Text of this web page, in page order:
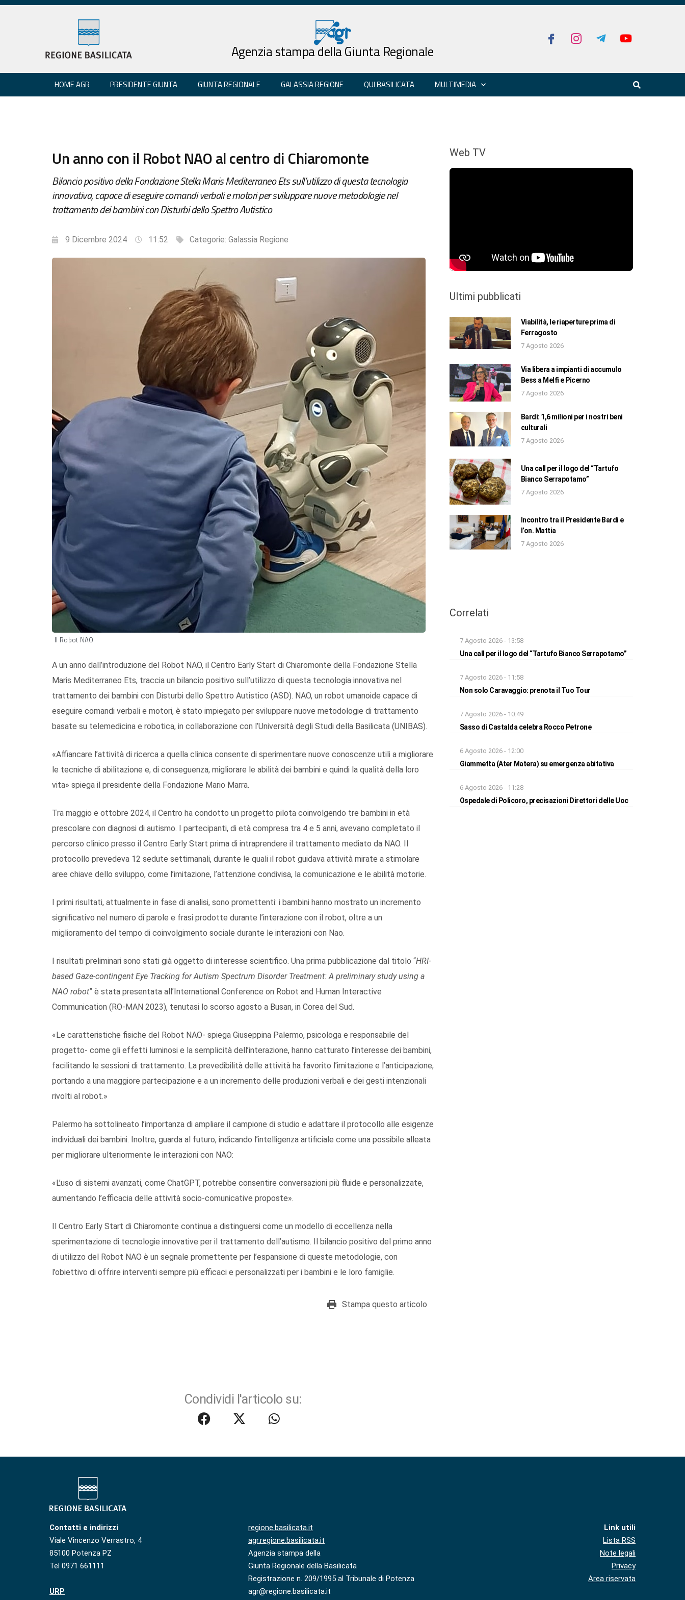
Agenzia stampa della Giunta Regionale
HOME AGR PRESIDENTE GIUNTA GIUNTA REGIONALE GALASSIA REGIONE QUI BASILICATA MULTIMEDIA
Un anno con il Robot NAO al centro di Chiaromonte
Bilancio positivo della Fondazione Stella Maris Mediterraneo Ets sull’utilizzo di questa tecnologia
innovativa, capace di eseguire comandi verbali e motori per sviluppare nuove metodologie nel
trattamento dei bambini con Disturbi dello Spettro Autistico
9 Dicembre 2024 11:52 Categorie: Galassia Regione
Il Robot NAO
A un anno dall’introduzione del Robot NAO, il Centro Early Start di Chiaromonte della Fondazione Stella
Maris Mediterraneo Ets, traccia un bilancio positivo sull’utilizzo di questa tecnologia innovativa nel
trattamento dei bambini con Disturbi dello Spettro Autistico (ASD). NAO, un robot umanoide capace di
eseguire comandi verbali e motori, è stato impiegato per sviluppare nuove metodologie di trattamento
basate su telemedicina e robotica, in collaborazione con l’Università degli Studi della Basilicata (UNIBAS).
«Affiancare l’attività di ricerca a quella clinica consente di sperimentare nuove conoscenze utili a migliorare
le tecniche di abilitazione e, di conseguenza, migliorare le abilità dei bambini e quindi la qualità della loro
vita» spiega il presidente della Fondazione Mario Marra.
Tra maggio e ottobre 2024, il Centro ha condotto un progetto pilota coinvolgendo tre bambini in età
prescolare con diagnosi di autismo. I partecipanti, di età compresa tra 4 e 5 anni, avevano completato il
percorso clinico presso il Centro Early Start prima di intraprendere il trattamento mediato da NAO. Il
protocollo prevedeva 12 sedute settimanali, durante le quali il robot guidava attività mirate a stimolare
aree chiave dello sviluppo, come l’imitazione, l’attenzione condivisa, la comunicazione e le abilità motorie.
I primi risultati, attualmente in fase di analisi, sono promettenti: i bambini hanno mostrato un incremento
significativo nel numero di parole e frasi prodotte durante l’interazione con il robot, oltre a un
miglioramento del tempo di coinvolgimento sociale durante le interazioni con Nao.
I risultati preliminari sono stati già oggetto di interesse scientifico. Una prima pubblicazione dal titolo “HRI-
based Gaze-contingent Eye Tracking for Autism Spectrum Disorder Treatment: A preliminary study using a
NAO robot” è stata presentata all’International Conference on Robot and Human Interactive
Communication (RO-MAN 2023), tenutasi lo scorso agosto a Busan, in Corea del Sud.
«Le caratteristiche fisiche del Robot NAO- spiega Giuseppina Palermo, psicologa e responsabile del
progetto- come gli effetti luminosi e la semplicità dell’interazione, hanno catturato l’interesse dei bambini,
facilitando le sessioni di trattamento. La prevedibilità delle attività ha favorito l’imitazione e l’anticipazione,
portando a una maggiore partecipazione e a un incremento delle produzioni verbali e dei gesti intenzionali
rivolti al robot.»
Palermo ha sottolineato l’importanza di ampliare il campione di studio e adattare il protocollo alle esigenze
individuali dei bambini. Inoltre, guarda al futuro, indicando l’intelligenza artificiale come una possibile alleata
per migliorare ulteriormente le interazioni con NAO:
«L’uso di sistemi avanzati, come ChatGPT, potrebbe consentire conversazioni più fluide e personalizzate,
aumentando l’efficacia delle attività socio-comunicative proposte».
Il Centro Early Start di Chiaromonte continua a distinguersi come un modello di eccellenza nella
sperimentazione di tecnologie innovative per il trattamento dell’autismo. Il bilancio positivo del primo anno
di utilizzo del Robot NAO è un segnale promettente per l’espansione di queste metodologie, con
l’obiettivo di offrire interventi sempre più efficaci e personalizzati per i bambini e le loro famiglie.
Stampa questo articolo
Condividi l'articolo su:
Web TV
Ultimi pubblicati
Viabilità, le riaperture prima di
Ferragosto
7 Agosto 2026
Via libera a impianti di accumulo
Bess a Melfi e Picerno
7 Agosto 2026
Bardi: 1,6 milioni per i nostri beni
culturali
7 Agosto 2026
Una call per il logo del “Tartufo
Bianco Serrapotamo”
7 Agosto 2026
Incontro tra il Presidente Bardi e
l’on. Mattia
7 Agosto 2026
Correlati
7 Agosto 2026 - 13:58
Una call per il logo del “Tartufo Bianco Serrapotamo”
7 Agosto 2026 - 11:58
Non solo Caravaggio: prenota il Tuo Tour
7 Agosto 2026 - 10:49
Sasso di Castalda celebra Rocco Petrone
6 Agosto 2026 - 12:00
Giammetta (Ater Matera) su emergenza abitativa
6 Agosto 2026 - 11:28
Ospedale di Policoro, precisazioni Direttori delle Uoc
Contatti e indirizzi
Viale Vincenzo Verrastro, 4
85100 Potenza PZ
Tel 0971 661111
URP
regione.basilicata.it
agr.regione.basilicata.it
Agenzia stampa della
Giunta Regionale della Basilicata
Registrazione n. 209/1995 al Tribunale di Potenza
agr@regione.basilicata.it
Link utili
Lista RSS
Note legali
Privacy
Area riservata